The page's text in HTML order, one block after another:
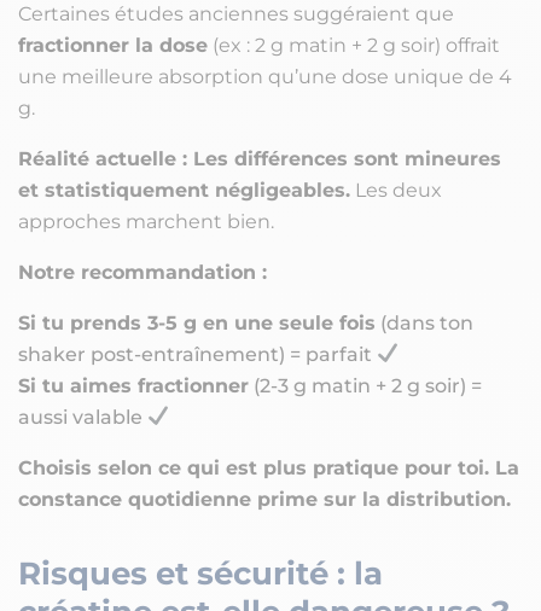
Certaines études anciennes suggéraient que
fractionner la dose (ex : 2 g matin + 2 g soir) offrait
une meilleure absorption qu’une dose unique de 4
g.
Réalité actuelle : Les différences sont mineures
et statistiquement négligeables. Les deux
approches marchent bien.
Notre recommandation :
Si tu prends 3-5 g en une seule fois (dans ton
shaker post-entraînement) = parfait
Si tu aimes fractionner (2-3 g matin + 2 g soir) =
aussi valable
Choisis selon ce qui est plus pratique pour toi. La
constance quotidienne prime sur la distribution.
Risques et sécurité : la